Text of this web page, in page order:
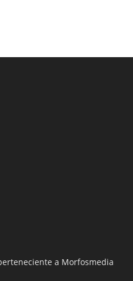
a Morfosmedia